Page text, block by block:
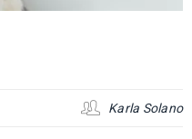
Karla Solano